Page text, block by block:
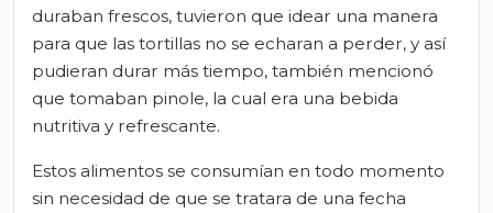
duraban frescos, tuvieron que idear una manera
para que las tortillas no se echaran a perder, y así
pudieran durar más tiempo, también mencionó
que tomaban pinole, la cual era una bebida
nutritiva y refrescante.
Estos alimentos se consumían en todo momento
sin necesidad de que se tratara de una fecha